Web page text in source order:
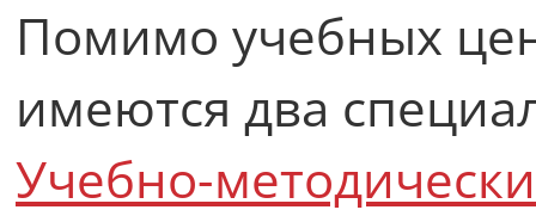
Помимо учебных
имеются два
Учебно-